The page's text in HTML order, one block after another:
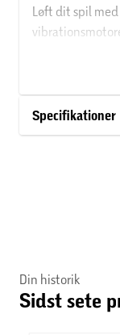
Løft dit spil
forbindelse vil
modstandere
Specifikationer
Din historik
Sidst sete